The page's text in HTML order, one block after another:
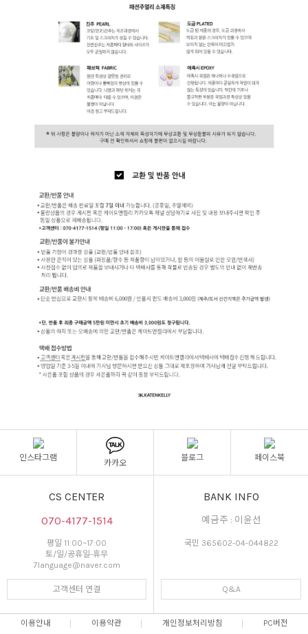
인스타그램
카카오
블로그 페이스북
CS CENTER
070-4177-1514
평일 11:00~17:00
토/일/공휴일-휴무
7language@naver.com
고객센터 연결
BANK INFO
예금주 : 이윤선
국민 365602-04-044822
Q&A
이용안내 이용약관 개인정보처리방침 PC버전